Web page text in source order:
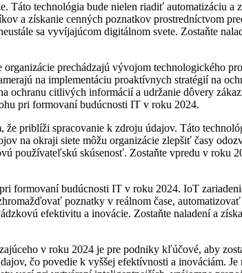
technológia bude nielen riadiť automatizáciu
a získanie cenných poznatkov prostredníctvom
sa vyvíjajúcom digitálnom svete. Zostaňte
prechádzajú vývojom technologického
na implementáciu proaktívnych stratégií na
ochranu citlivých informácií a udržanie dôvery
pri formovaní budúcnosti IT v roku 2024.
priblíži spracovanie k zdroju údajov. Táto
na okraji siete môžu organizácie zlepšiť časy
používateľskú skúsenosť. Zostaňte vpredu v roku
formovaní budúcnosti IT v roku 2024. IoT
poznatky v reálnom čase,
efektivitu a inovácie. Zostaňte naladení a
v roku 2024 je pre podniky kľúčové, aby
čo povedie k vyššej efektívnosti a inováciám.